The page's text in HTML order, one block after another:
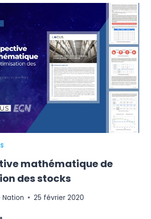
mathématique de
des stocks
Nation 25 février 2020